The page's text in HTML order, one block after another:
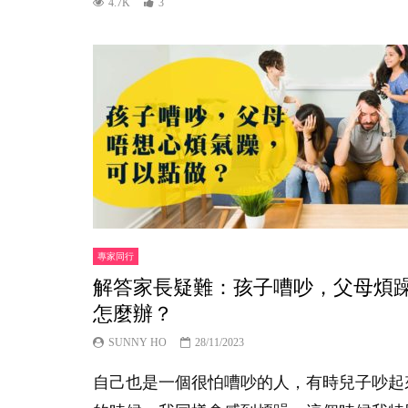
4.7K 3
專家同行
解答家長疑難：孩子嘈吵，父母煩
怎麼辦？
SUNNY HO 28/11/2023
自己也是一個很怕嘈吵的人，有時兒子吵起